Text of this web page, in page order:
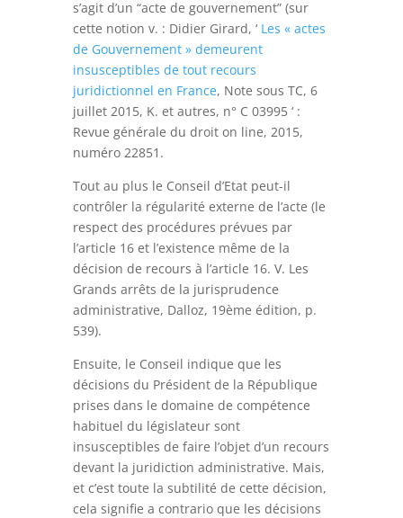
s’agit d’un “acte de gouvernement” (sur
cette notion v. : Didier Girard, ‘ Les « actes
de Gouvernement » demeurent
insusceptibles de tout recours
juridictionnel en France, Note sous TC, 6
juillet 2015, K. et autres, n° C 03995 ‘ :
Revue générale du droit on line, 2015,
numéro 22851.
Tout au plus le Conseil d’Etat peut-il
contrôler la régularité externe de l’acte (le
respect des procédures prévues par
l’article 16 et l’existence même de la
décision de recours à l’article 16. V. Les
Grands arrêts de la jurisprudence
administrative, Dalloz, 19ème édition, p.
539).
Ensuite, le Conseil indique que les
décisions du Président de la République
prises dans le domaine de compétence
habituel du législateur sont
insusceptibles de faire l’objet d’un recours
devant la juridiction administrative. Mais,
et c’est toute la subtilité de cette décision,
cela signifie a contrario que les décisions